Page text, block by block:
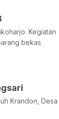
Kegiatan
bekas
Krandon, Desa